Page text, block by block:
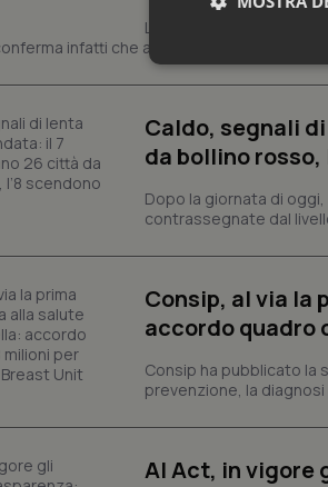
La quarta ondata di
infatti che anche domenica 9
Caldo, segnali
da bollino rosso,
Dopo la giornata di
contrassegnate dal
Consip, al via la
accordo quadro
Consip ha pubblicato la
prevenzione, la
AI Act, in vigore